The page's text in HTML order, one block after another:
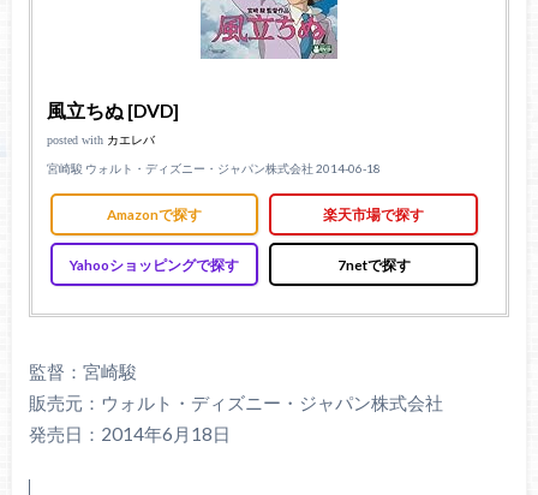
風立ちぬ [DVD]
posted with カエレバ
宮崎駿 ウォルト・ディズニー・ジャパン株式会社 2014-06-18
Amazonで探す 楽天市場で探す
Yahooショッピングで探す 7netで探す
監督：宮崎駿
販売元：ウォルト・ディズニー・ジャパン株式会社
発売日：2014年6月18日